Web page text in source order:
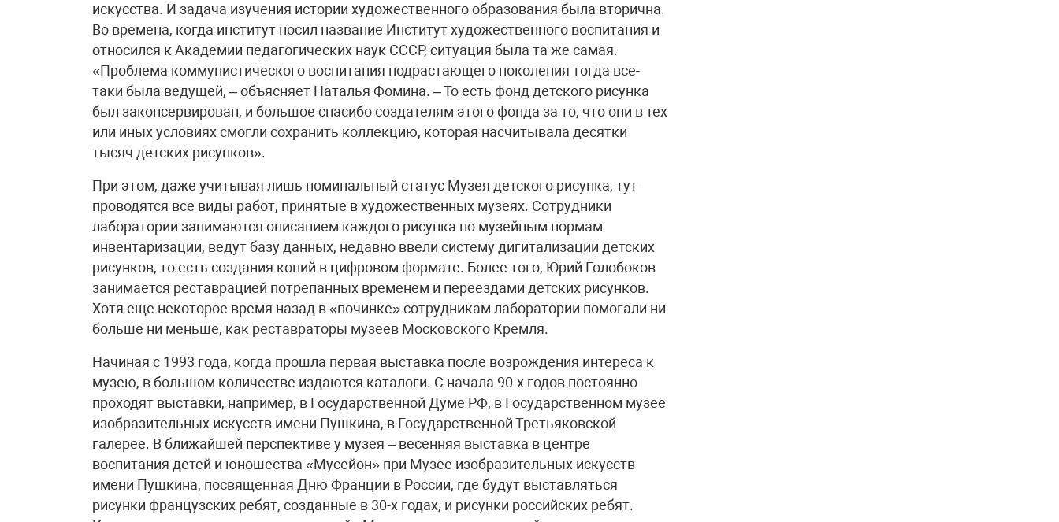
искусства. И задача изучения истории художественного образования была вторична.
Во времена, когда институт носил название Институт художественного воспитания и
относился к Академии педагогических наук СССР, ситуация была та же самая.
«Проблема коммунистического воспитания подрастающего поколения тогда все-
таки была ведущей, – объясняет Наталья Фомина. – То есть фонд детского рисунка
был законсервирован, и большое спасибо создателям этого фонда за то, что они в тех
или иных условиях смогли сохранить коллекцию, которая насчитывала десятки
тысяч детских рисунков».
При этом, даже учитывая лишь номинальный статус Музея детского рисунка, тут
проводятся все виды работ, принятые в художественных музеях. Сотрудники
лаборатории занимаются описанием каждого рисунка по музейным нормам
инвентаризации, ведут базу данных, недавно ввели систему дигитализации детских
рисунков, то есть создания копий в цифровом формате. Более того, Юрий Голобоков
занимается реставрацией потрепанных временем и переездами детских рисунков.
Хотя еще некоторое время назад в «починке» сотрудникам лаборатории помогали ни
больше ни меньше, как реставраторы музеев Московского Кремля.
Начиная с 1993 года, когда прошла первая выставка после возрождения интереса к
музею, в большом количестве издаются каталоги. С начала 90-х годов постоянно
проходят выставки, например, в Государственной Думе РФ, в Государственном музее
изобразительных искусств имени Пушкина, в Государственной Третьяковской
галерее. В ближайшей перспективе у музея – весенняя выставка в центре
воспитания детей и юношества «Мусейон» при Музее изобразительных искусств
имени Пушкина, посвященная Дню Франции в России, где будут выставляться
рисунки французских ребят, созданные в 30-х годах, и рисунки российских ребят.